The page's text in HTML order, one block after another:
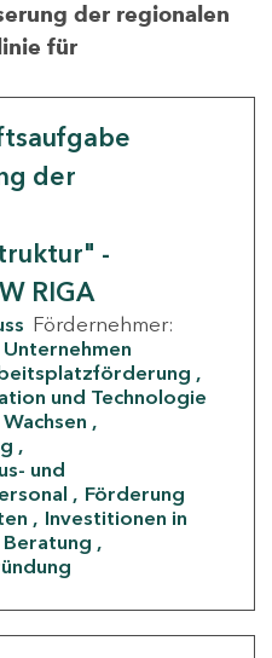
der regionalen
für
der
-
RIGA
Fördernehmer:
Unternehmen
und Technologie
und
Förderung
Investitionen in
Beratung